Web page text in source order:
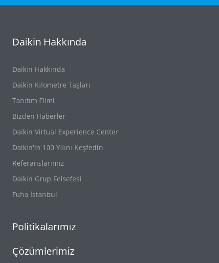
Daikin Hakkında
Daikin Hakkında
Daikin Kilometre Taşları
Tanıtım Filmi
Bizden Haberler
Daikin Virtual Experience Center
Daikin'in 100 Yılını Keşfedin
Referanslarımız
Daikin Grup Felsefesi
Fuha İstanbul
Politikalarımız
Çözümlerimiz